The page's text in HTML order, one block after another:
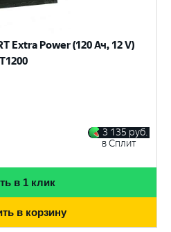
Extra Power (120 Ач, 12 V)
3 135 руб.
в Сплит
в 1 клик
в корзину